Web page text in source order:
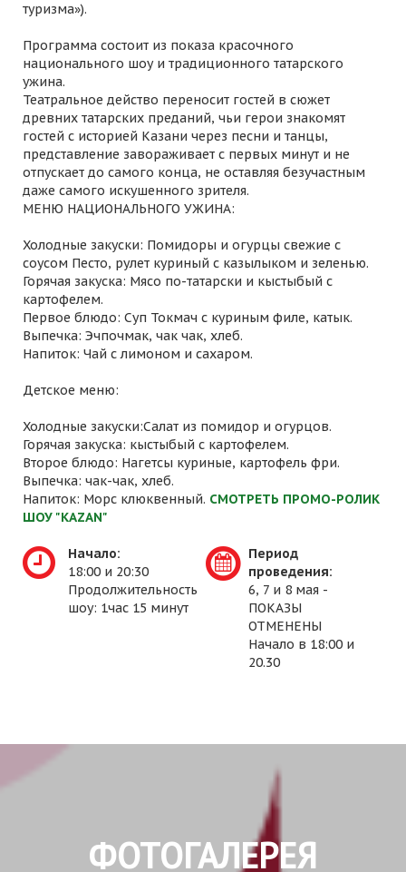
туризма»).
Программа состоит из показа красочного
национального шоу и традиционного татарского
ужина.
Театральное действо переносит гостей в сюжет
древних татарских преданий, чьи герои знакомят
гостей с историей Казани через песни и танцы,
представление завораживает с первых минут и не
отпускает до самого конца, не оставляя безучастным
даже самого искушенного зрителя.
МЕНЮ НАЦИОНАЛЬНОГО УЖИНА:
Холодные закуски: Помидоры и огурцы свежие с
соусом Песто, рулет куриный с казылыком и зеленью.
Горячая закуска: Мясо по-татарски и кыстыбый с
картофелем.
Первое блюдо: Суп Токмач с куриным филе, катык.
Выпечка: Эчпочмак, чак чак, хлеб.
Напиток: Чай с лимоном и сахаром.
Детское меню:
Холодные закуски:Салат из помидор и огурцов.
Горячая закуска: кыстыбый с картофелем.
Второе блюдо: Нагетсы куриные, картофель фри.
Выпечка: чак-чак, хлеб.
Напиток: Морс клюквенный. СМОТРЕТЬ ПРОМО-РОЛИК
ШОУ "KAZAN"
Начало:
18:00 и 20:30
Продолжительность
шоу: 1час 15 минут
Период
проведения:
6, 7 и 8 мая -
ПОКАЗЫ
ОТМЕНЕНЫ
Начало в 18:00 и
20.30
ФОТОГАЛЕРЕЯ